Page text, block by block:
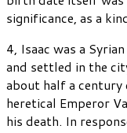
significance, as a
4, Isaac was a
and settled in the
about half a century
heretical Emperor
his death. In